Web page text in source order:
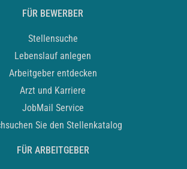
FÜR BEWERBER
Stellensuche
Lebenslauf anlegen
Arbeitgeber entdecken
Arzt und Karriere
JobMail Service
Sie den Stellenkatalog
FÜR ARBEITGEBER